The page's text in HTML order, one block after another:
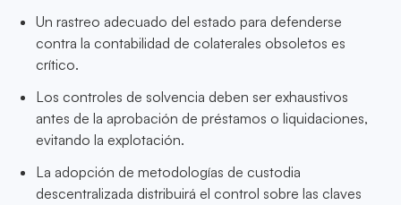
Un rastreo adecuado del estado para defenderse
contra la contabilidad de colaterales obsoletos es
crítico.
Los controles de solvencia deben ser exhaustivos
antes de la aprobación de préstamos o liquidaciones,
evitando la explotación.
La adopción de metodologías de custodia
descentralizada distribuirá el control sobre las claves